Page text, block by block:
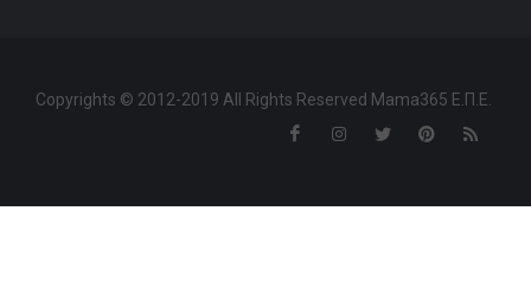
Copyrights © 2012-2019 All Rights Reserved Mama365 Ε.Π.Ε.